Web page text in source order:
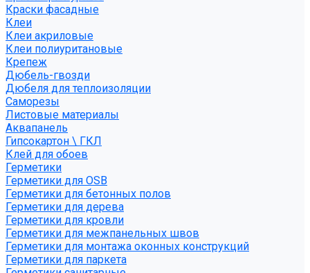
Краски фасадные
Клеи
Клеи акриловые
Клеи полиуритановые
Крепеж
Дюбель-гвозди
Дюбеля для теплоизоляции
Саморезы
Листовые материалы
Аквапанель
Гипсокартон \ ГКЛ
Клей для обоев
Герметики
Герметики для OSB
Герметики для бетонных полов
Герметики для дерева
Герметики для кровли
Герметики для межпанельных швов
Герметики для монтажа оконных конструкций
Герметики для паркета